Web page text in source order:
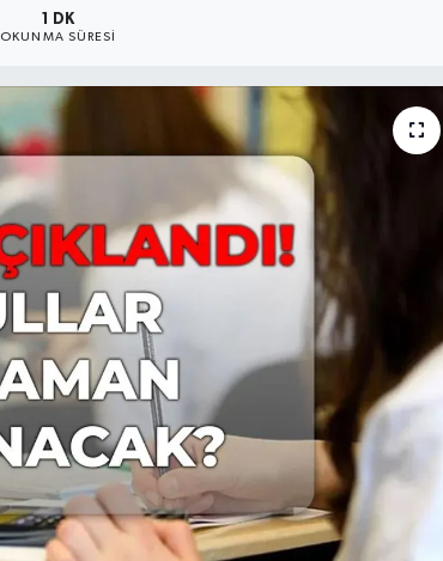
1 DK
OKUNMA SÜRESI